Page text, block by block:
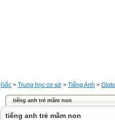
Gốc > Trung học cơ sở > Tiếng Anh >
tiếng anh trẻ mầm non
tiếng anh trẻ mầm non